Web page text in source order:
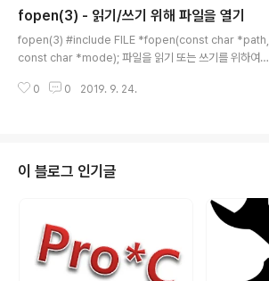
니다. 만약 프로그램에서 exit(3)함수를 호출하여 프로그
램을 종료하게 되면, open된 채로 남겨진 FILE *를 exit
(3)가 모두 close합니다. main()함수의 return에 의해서
수를 호출해줍니다. 만약,..
fopen(3) - 읽기/쓰기 위해 파일을 열기
fopen(3) #include FILE *fopen(const char *path,
const char *mode); 파일을 읽기 또는 쓰기를 위하여
은 파일 I/O를 할 때에 바로 바로 kernel I/O를 하는 것이
에는 buffer에 있는 데이터를 강제로 File에 I/O가 발생합
니다. open(2) 함수와 fopen(3)함수는 장단점이 있지만
특이한 경우가 아니면 fopen(3) 함수를 이용하는 것이 바
0 0 2019. 9. 24.
이 블로그 인기글